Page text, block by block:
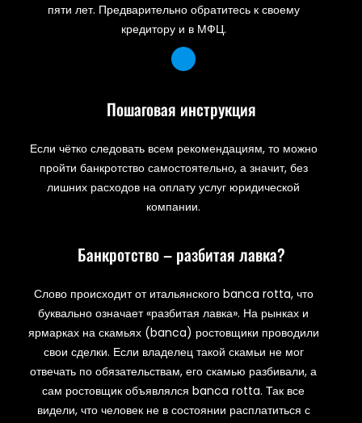
пяти лет. Предварительно обратитесь к своему
кредитору и в МФЦ.
Пошаговая инструкция
Если чётко следовать всем рекомендациям, то можно
пройти банкротство самостоятельно, а значит, без
лишних расходов на оплату услуг юридической
компании.
Банкротство – разбитая лавка?
Слово происходит от итальянского banca rotta, что
буквально означает «разбитая лавка». На рынках и
ярмарках на скамьях (banca) ростовщики проводили
свои сделки. Если владелец такой скамьи не мог
отвечать по обязательствам, его скамью разбивали, а
сам ростовщик объявлялся banca rotta. Так все
видели, что человек не в состоянии расплатиться с